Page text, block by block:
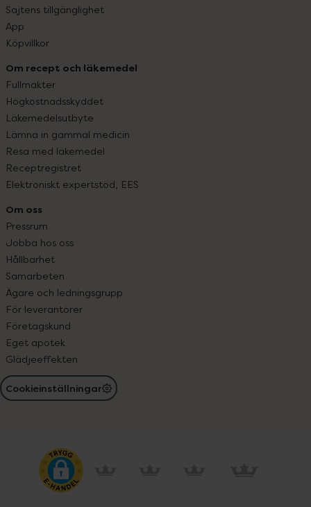
Sajtens tillgänglighet
App
Köpvillkor
Om recept och läkemedel
Fullmakter
Högkostnadsskyddet
Läkemedelsutbyte
Lämna in gammal medicin
Resa med läkemedel
Receptregistret
Elektroniskt expertstöd, EES
Om oss
Pressrum
Jobba hos oss
Hållbarhet
Samarbeten
Ägare och ledningsgrupp
För leverantörer
Företagskund
Eget apotek
Glädjeeffekten
Cookieinställningar